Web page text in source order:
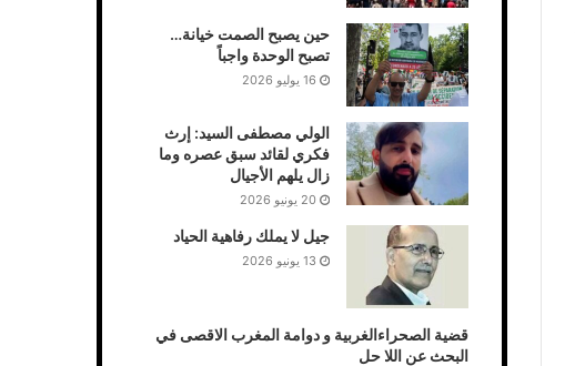
حين يصبح الصمت خيانة…
تصبح الوحدة واجباً
16 يوليو 2026
الولي مصطفى السيد: إرث
فكري لقائد سبق عصره وما
زال يلهم الأجيال
20 يونيو 2026
جيل لا يملك رفاهية الحياد
13 يونيو 2026
قضية الصحراءالغربية و دوامة المغرب الاقصى في
البحث عن اللا حل